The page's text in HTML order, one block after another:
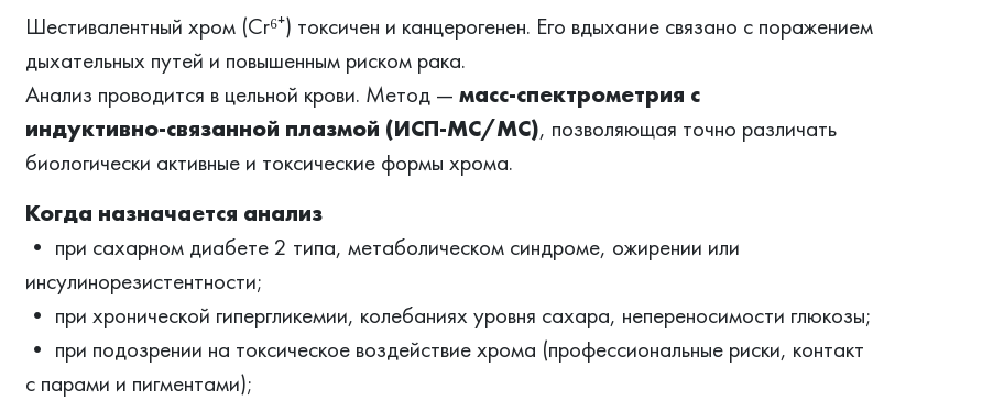
Шестивалентный хром (Cr⁶⁺) токсичен и канцерогенен. Его вдыхание связано с поражением
дыхательных путей и повышенным риском рака.
Анализ проводится в цельной крови. Метод — масс‑спектрометрия с
индуктивно‑связанной плазмой (ИСП‑МС/МС), позволяющая точно различать
биологически активные и токсические формы хрома.
Когда назначается анализ
• при сахарном диабете 2 типа, метаболическом синдроме, ожирении или
инсулинорезистентности;
• при хронической гипергликемии, колебаниях уровня сахара, непереносимости глюкозы;
• при подозрении на токсическое воздействие хрома (профессиональные риски, контакт
с парами и пигментами);